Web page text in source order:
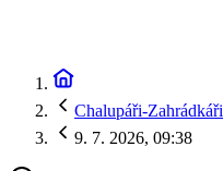
Chalupáři-Zahrádkáři
9. 7. 2026, 09:38